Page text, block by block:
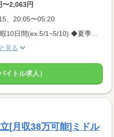
〜2,063円
、20:05〜05:20
◆年間休日120日 ◆GW休暇10日間(ex.5/1~5/10) ◆夏季休暇10日間(ex.8/10~8/19) ◆年末年始休暇10日間(ex.12/30~1/8) ※会社カレンダーによって多少変動がございますが しっかり休める環境です★
見る
イトル求人）
[月収38万可能]ミドル